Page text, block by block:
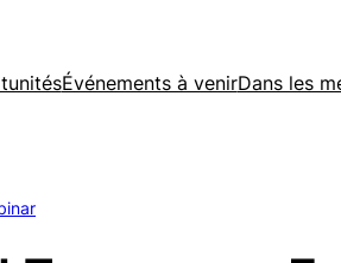
Événements à venirDans les